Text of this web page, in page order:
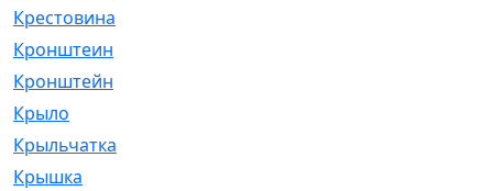
Крестовина
Кронштеин
Кронштейн
Крыло
Крыльчатка
Крышка